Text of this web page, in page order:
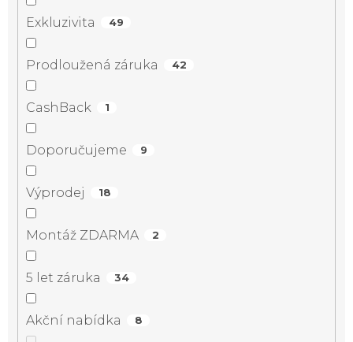
Exkluzivita 49
Prodloužená záruka 42
CashBack 1
Doporučujeme 9
Výprodej 18
Montáž ZDARMA 2
5 let záruka 34
Akční nabídka 8